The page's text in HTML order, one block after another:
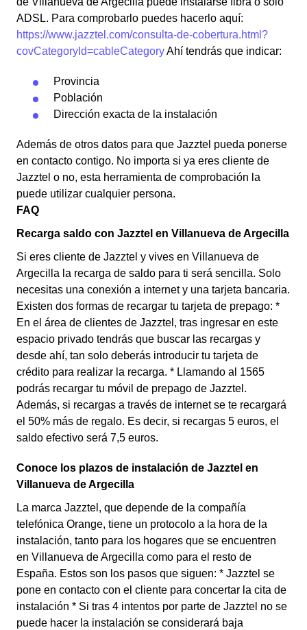
ADSL. Para comprobarlo puedes hacerlo aquí:
https://www.jazztel.com/consulta-de-cobertura.html?
covCategoryId=cableCategoryAhí tendrás que indicar:
Provincia
Población
Dirección exacta de la instalación
Además de otros datos para que Jazztel pueda ponerse
en contacto contigo. No importa si ya eres cliente de
Jazztel o no, esta herramienta de comprobación la
puede utilizar cualquier persona.
FAQ
Recarga saldo con Jazztel en Villanueva de Argecilla
Si eres cliente de Jazztel y vives en Villanueva de
Argecilla la recarga de saldo para ti será sencilla. Solo
necesitas una conexión a internet y una tarjeta bancaria.
Existen dos formas de recargar tu tarjeta de prepago: *
En el área de clientes de Jazztel, tras ingresar en este
espacio privado tendrás que buscar las recargas y
desde ahí, tan solo deberás introducir tu tarjeta de
crédito para realizar la recarga. * Llamando al 1565
podrás recargar tu móvil de prepago de Jazztel.
Además, si recargas a través de internet se te recargará
el 50% más de regalo. Es decir, si recargas 5 euros, el
saldo efectivo será 7,5 euros.
Conoce los plazos de instalación de Jazztel en
Villanueva de Argecilla
La marca Jazztel, que depende de la compañía
telefónica Orange, tiene un protocolo a la hora de la
instalación, tanto para los hogares que se encuentren
en Villanueva de Argecilla como para el resto de
España. Estos son los pasos que siguen: * Jazztel se
pone en contacto con el cliente para concertar la cita de
instalación * Si tras 4 intentos por parte de Jazztel no se
puede hacer la instalación se considerará baja